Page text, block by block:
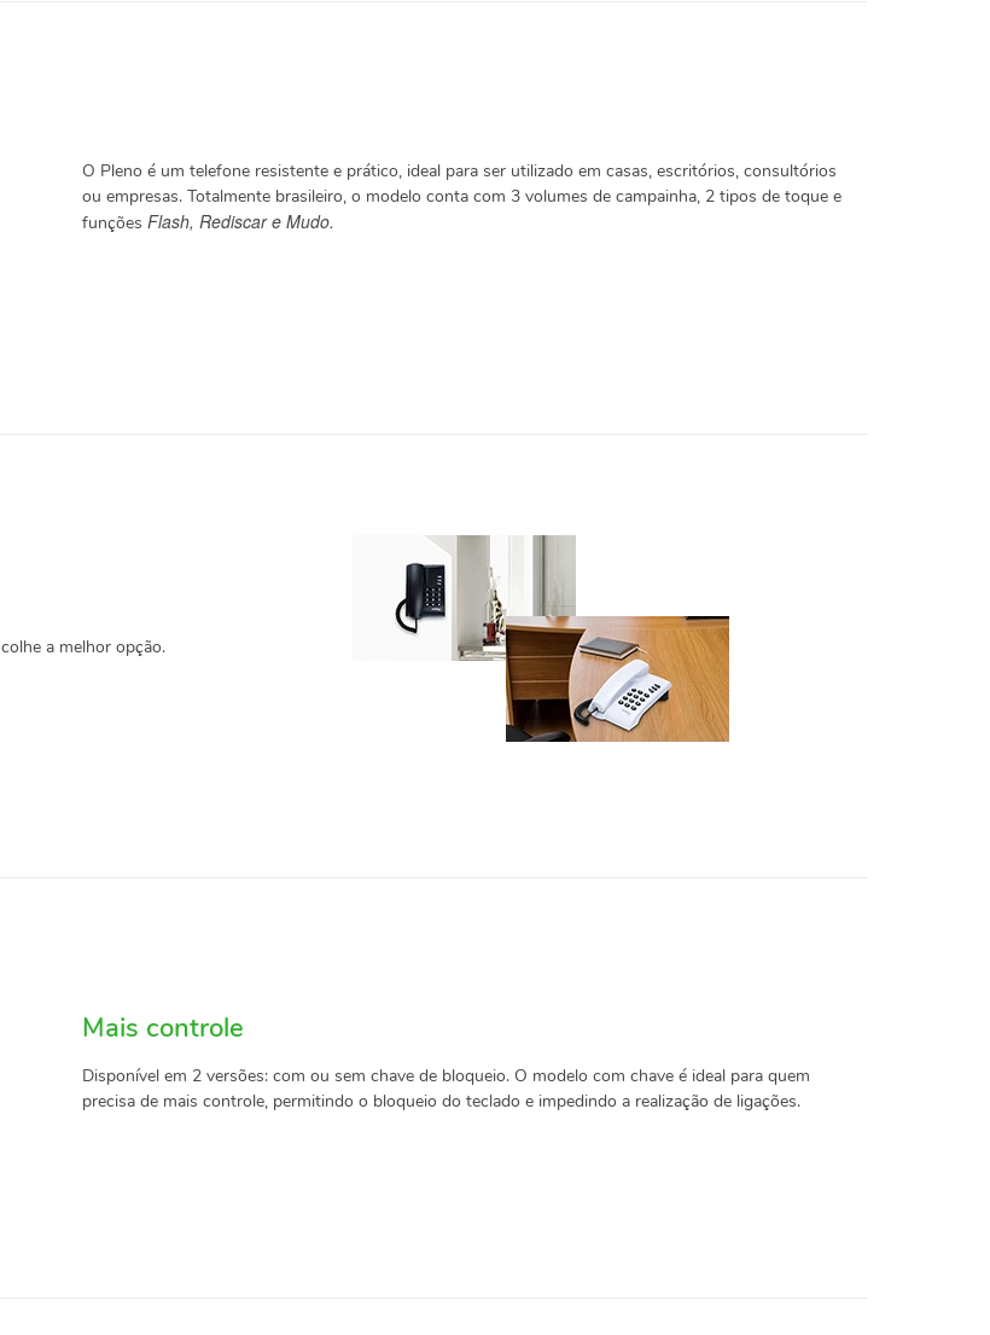
O Pleno é um telefone resistente e prático, ideal para ser utilizado em casas, escritórios, consultórios
ou empresas. Totalmente brasileiro, o modelo conta com 3 volumes de campainha, 2 tipos de toque e
funções Flash, Rediscar e Mudo.
a melhor opção.
Mais controle
Disponível em 2 versões: com ou sem chave de bloqueio. O modelo com chave é ideal para quem
precisa de mais controle, permitindo o bloqueio do teclado e impedindo a realização de ligações.